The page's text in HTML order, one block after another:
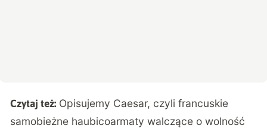
Czytaj też: Opisujemy Caesar, czyli francuskie
samobieżne haubicoarmaty walczące o wolność